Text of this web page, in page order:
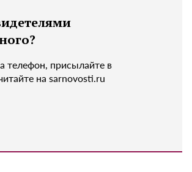
телефон, присылайте в
на sarnovosti.ru